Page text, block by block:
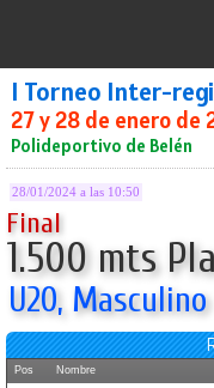
I Torneo Inter-
27 y 28 de enero de
Polideportivo de Belén
28/01/2024 a las 10:50
Final
1.500 mts
U20, Masculino
Pos Nombre